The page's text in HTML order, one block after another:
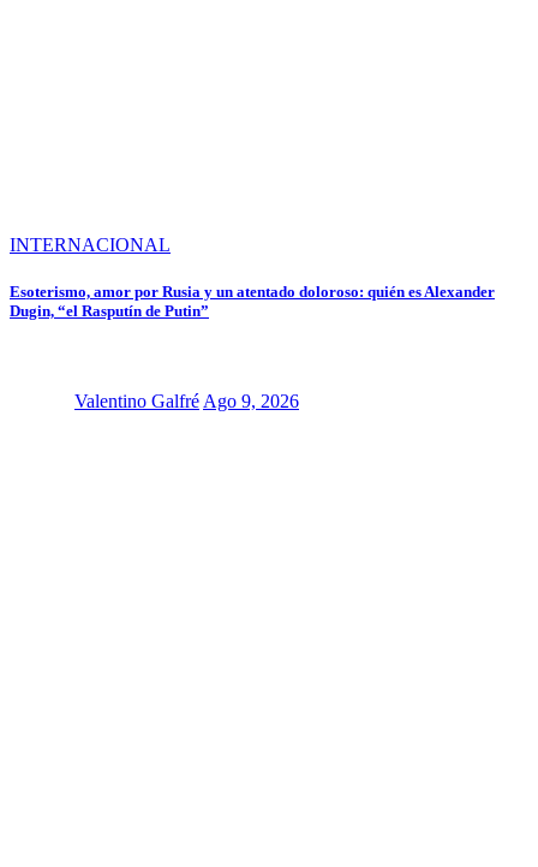
INTERNACIONAL
Esoterismo, amor por Rusia y un atentado doloroso: quién es Alexander
Dugin, “el Rasputín de Putin”
Valentino Galfré Ago 9, 2026